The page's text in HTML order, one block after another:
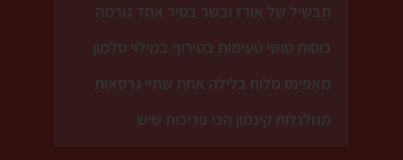
תבשיל של אורז ובשר בסיר אחד גורמה
כוסות סושי טעימות בטירוף במילוי סלמון
מאפינס מלוח בלילה אחת שתיי גרסאות
מגולגלות קינמון הכי פריכות שיש